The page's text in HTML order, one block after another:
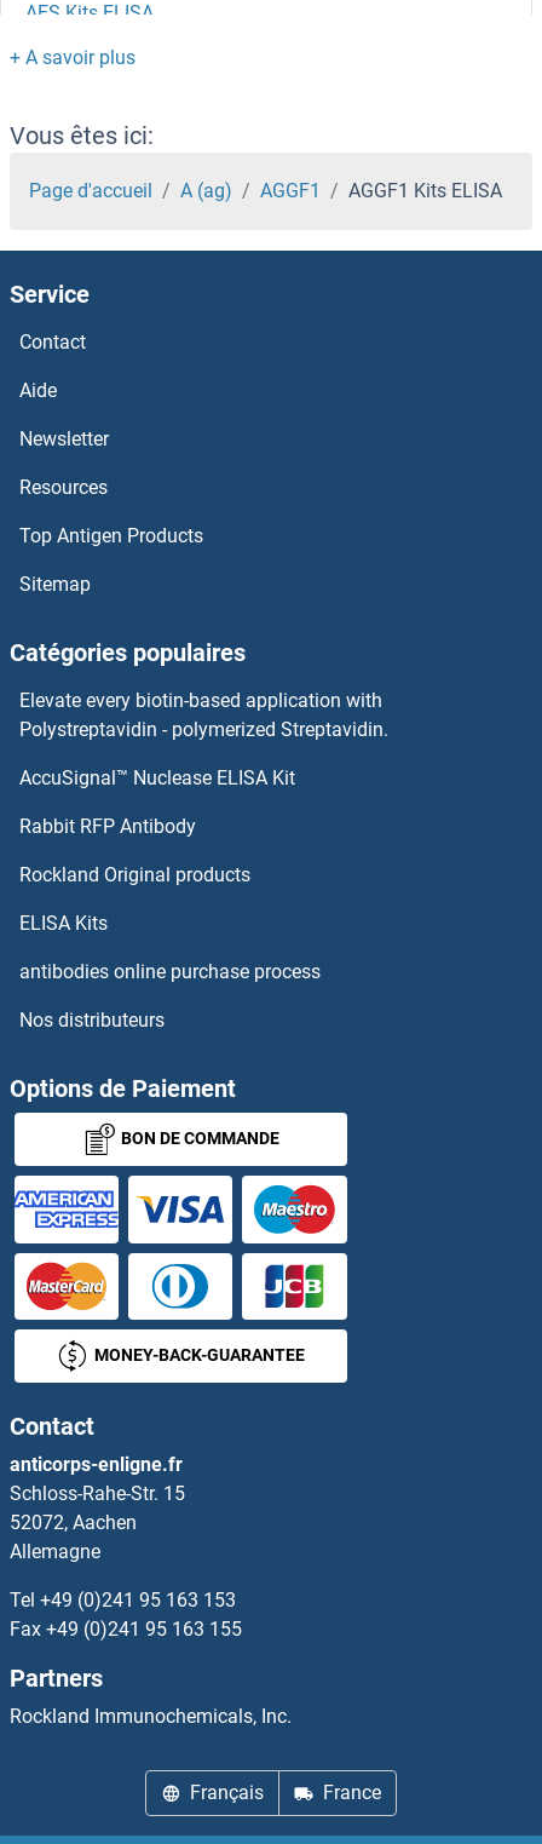
AES Kits ELISA
AEN Kits ELISA
AEBP2 Kits ELISA
AEBP1 Kits ELISA
Advillin Kits ELISA
ADTRP Kits ELISA
ADSS Kits ELISA
ADRP Kits ELISA
ADRM1 Kits ELISA
Adrenomedullin Kits ELISA
ADRBK2 Kits ELISA
ADRB3 Kits ELISA
AGLU Kits ELISA
AGMAT Kits ELISA
AGO2 Kits ELISA
AGPAT1 Kits ELISA
AGPAT2 Kits ELISA
AGPAT3 Kits ELISA
AGPAT5 Kits ELISA
AGPS Kits ELISA
AGR2 Kits ELISA
AGRN Kits ELISA
AGRP Kits ELISA
AGT Kits ELISA
AGTRAP Kits ELISA
AHCY Kits ELISA
Vous êtes ici:
Page d'accueil A (ag) AGGF1 AGGF1 Kits ELISA
Service
Contact
Aide
Newsletter
Resources
Top Antigen Products
Sitemap
Catégories populaires
Elevate every biotin-based application with
Polystreptavidin - polymerized Streptavidin.
AccuSignal™ Nuclease ELISA Kit
Rabbit RFP Antibody
Rockland Original products
ELISA Kits
antibodies online purchase process
Nos distributeurs
Options de Paiement
BON DE COMMANDE
MONEY-BACK-GUARANTEE
Contact
anticorps-enligne.fr
Schloss-Rahe-Str. 15
52072, Aachen
Allemagne
Tel +49 (0)241 95 163 153
Fax +49 (0)241 95 163 155
Partners
Rockland Immunochemicals, Inc.
Français France